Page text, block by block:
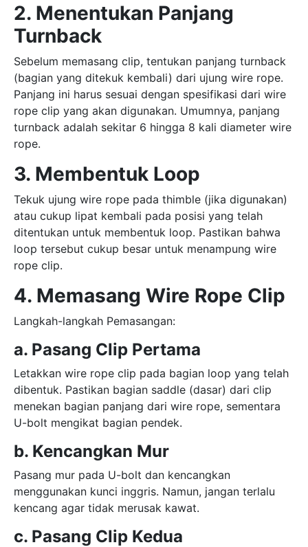
2. Menentukan Panjang
Turnback
Sebelum memasang clip, tentukan panjang turnback
(bagian yang ditekuk kembali) dari ujung wire rope.
Panjang ini harus sesuai dengan spesifikasi dari wire
rope clip yang akan digunakan. Umumnya, panjang
turnback adalah sekitar 6 hingga 8 kali diameter wire
rope.
3. Membentuk Loop
Tekuk ujung wire rope pada thimble (jika digunakan)
atau cukup lipat kembali pada posisi yang telah
ditentukan untuk membentuk loop. Pastikan bahwa
loop tersebut cukup besar untuk menampung wire
rope clip.
4. Memasang Wire Rope Clip
Langkah-langkah Pemasangan:
a. Pasang Clip Pertama
Letakkan wire rope clip pada bagian loop yang telah
dibentuk. Pastikan bagian saddle (dasar) dari clip
menekan bagian panjang dari wire rope, sementara
U-bolt mengikat bagian pendek.
b. Kencangkan Mur
Pasang mur pada U-bolt dan kencangkan
menggunakan kunci inggris. Namun, jangan terlalu
kencang agar tidak merusak kawat.
c. Pasang Clip Kedua